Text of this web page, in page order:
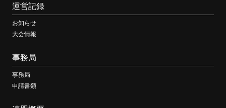
運営記録
お知らせ
大会情報
事務局
事務局
申請書類